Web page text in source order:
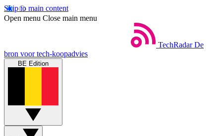
Skip to main content
Open menu Close main menu
TechRadar De
bron voor tech-koopadvies
BE Edition